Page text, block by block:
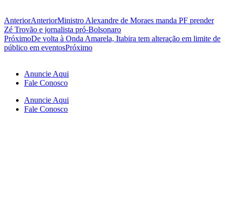
AnteriorAnteriorMinistro Alexandre de Moraes manda PF prender
Zé Trovão e jornalista pró-Bolsonaro
PróximoDe volta à Onda Amarela, Itabira tem alteração em limite de
público em eventosPróximo
Anuncie Aqui
Fale Conosco
Anuncie Aqui
Fale Conosco